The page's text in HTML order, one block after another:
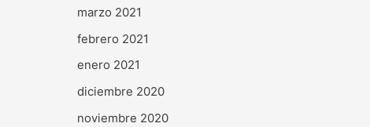
marzo 2021
febrero 2021
enero 2021
diciembre 2020
noviembre 2020